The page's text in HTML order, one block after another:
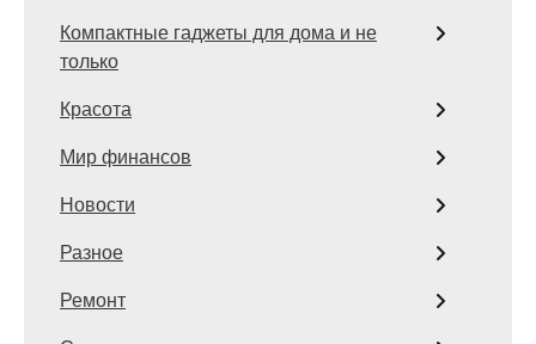
Компактные гаджеты для дома и не
только
Красота
Мир финансов
Новости
Разное
Ремонт